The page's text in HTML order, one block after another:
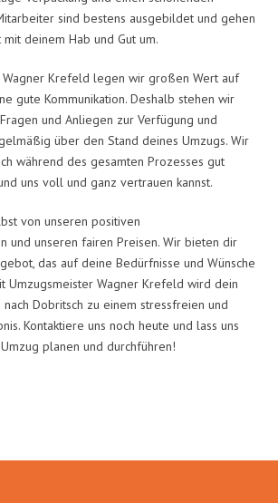
sind bestens ausgebildet und gehen
deinem Hab und Gut um.
Wagner Krefeld legen wir großen Wert auf
gute Kommunikation. Deshalb stehen wir
und Anliegen zur Verfügung und
über den Stand deines Umzugs. Wir
während des gesamten Prozesses gut
uns voll und ganz vertrauen kannst.
von unseren positiven
und unseren fairen Preisen. Wir bieten dir
das auf deine Bedürfnisse und Wünsche
Umzugsmeister Wagner Krefeld wird dein
Dobritsch zu einem stressfreien und
Kontaktiere uns noch heute und lass uns
planen und durchführen!